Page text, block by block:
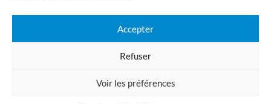
Accepter
Refuser
Voir les préférences
Imprimerie numérique grand format
entreprise. Nous imprimons : bâche, tissu, film adhésive, drapeau,